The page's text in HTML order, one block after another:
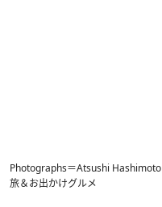
Photographs＝Atsushi Hashimoto
旅＆お出かけグルメ